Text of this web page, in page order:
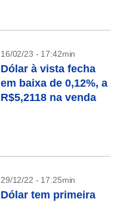
16/02/23 - 17:42min
Dólar à vista fecha
em baixa de 0,12%, a
R$5,2118 na venda
29/12/22 - 17:25min
Dólar tem primeira